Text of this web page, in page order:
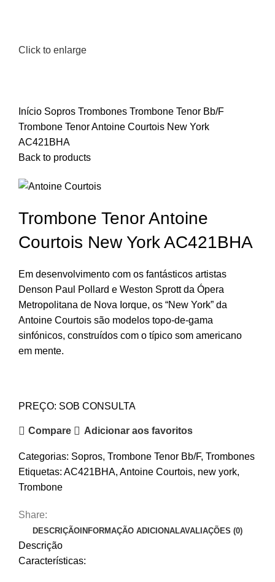
Click to enlarge
Início Sopros Trombones Trombone Tenor Bb/F
Trombone Tenor Antoine Courtois New York
AC421BHA
Back to products
Trombone Tenor Antoine
Courtois New York AC421BHA
Em desenvolvimento com os fantásticos artistas
Denson Paul Pollard e Weston Sprott da Ópera
Metropolitana de Nova Iorque, os “New York” da
Antoine Courtois são modelos topo-de-gama
sinfónicos, construídos com o típico som americano
em mente.
PREÇO: SOB CONSULTA
Compare Adicionar aos favoritos
Categorias: Sopros, Trombone Tenor Bb/F, Trombones
Etiquetas: AC421BHA, Antoine Courtois, new york,
Trombone
Share:
DESCRIÇÃOINFORMAÇÃO ADICIONALAVALIAÇÕES (0)
Descrição
Características: